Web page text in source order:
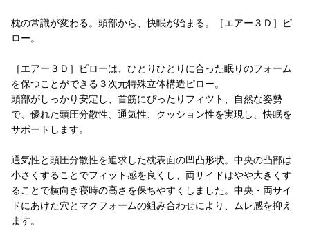
枕の常識が変わる。頭部から、快眠が始まる。［エアー３Ｄ］ピ
ロー。
［エアー３Ｄ］ピローは、ひとりひとりに合った眠りのフォーム
を保つことができる３次元特殊立体構造ピロー。
頭部がしっかり安定し、首筋にぴったりフィツト、自然な姿勢
で、優れた頭圧分散性、通気性、クッション性を実現し、快眠を
サポートします。
通気性と頭圧分散性を追求した枕表面の凹凸形状。中央の凸部は
小さくすることでフィット感を良くし、両サイドはやや大きくす
ることで横向き寝時の高さを保ちやすくしました。中央・両サイ
ドにあけた穴とマクフォームの組み合わせにより、ムレ感を抑え
ます。